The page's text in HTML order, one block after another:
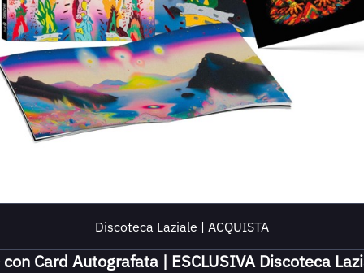
Discoteca Laziale | ACQUISTA
con Card Autografata | ESCLUSIVA Discoteca